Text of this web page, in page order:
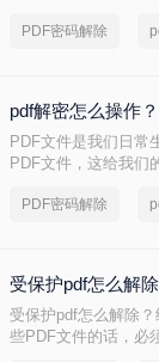
PDF密码解除
pdf解密怎么操作
PDF文件是我们日常
PDF文件，这给我们
PDF密码解除
受保护pdf怎么解
受保护pdf怎么解除
些PDF文件的话，必